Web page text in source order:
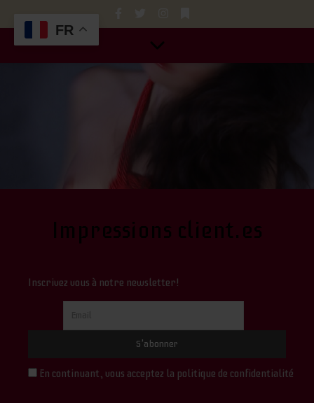
Impressions client.es
Inscrivez vous à notre newsletter!
En continuant, vous acceptez la politique de confidentialité
FR